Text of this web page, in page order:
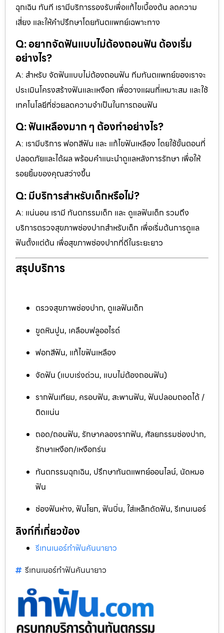
ฉุกเฉิน ทันที เรามีบริการรองรับเพื่อแก้ไขเบื้องต้น ลดความ
เสี่ยง และให้คำปรึกษาโดยทันตแพทย์เฉพาะทาง
Q: อยากจัดฟันแบบไม่ต้องถอนฟัน ต้องเริ่ม
อย่างไร?
A: สำหรับ จัดฟันแบบไม่ต้องถอนฟัน ทีมทันตแพทย์ของเราจะ
ประเมินโครงสร้างฟันและเหงือก เพื่อวางแผนที่เหมาะสม และใช้
เทคโนโลยีที่ช่วยลดความจำเป็นในการถอนฟัน
Q: ฟันเหลืองมาก ๆ ต้องทำอย่างไร?
A: เรามีบริการ ฟอกสีฟัน และ แก้ไขฟันเหลือง โดยใช้ขั้นตอนที่
ปลอดภัยและได้ผล พร้อมคำแนะนำดูแลหลังการรักษา เพื่อให้
รอยยิ้มของคุณสว่างขึ้น
Q: มีบริการสำหรับเด็กหรือไม่?
A: แน่นอน เรามี ทันตกรรมเด็ก และ ดูแลฟันเด็ก รวมถึง
บริการตรวจสุขภาพช่องปากสำหรับเด็ก เพื่อเริ่มต้นการดูแล
ฟันตั้งแต่ต้น เพื่อสุขภาพช่องปากที่ดีในระยะยาว
สรุปบริการ
ตรวจสุขภาพช่องปาก, ดูแลฟันเด็ก
ขูดหินปูน, เคลือบฟลูออไรด์
ฟอกสีฟัน, แก้ไขฟันเหลือง
จัดฟัน (แบบเร่งด่วน, แบบไม่ต้องถอนฟัน)
รากฟันเทียม, ครอบฟัน, สะพานฟัน, ฟันปลอมถอดได้ /
ติดแน่น
ถอด/ถอนฟัน, รักษาคลองรากฟัน, ศัลยกรรมช่องปาก,
รักษาเหงือก/เหงือกร่น
ทันตกรรมฉุกเฉิน, ปรึกษาทันตแพทย์ออนไลน์, นัดหมอ
ฟัน
ช่องฟันห่าง, ฟันโยก, ฟันบิ่น, ใส่เหล็กดัดฟัน, รีเทนเนอร์
ลิงก์ที่เกี่ยวข้อง
รีเทนเนอร์ทำฟันคันนายาว
รีเทนเนอร์ทำฟันคันนายาว